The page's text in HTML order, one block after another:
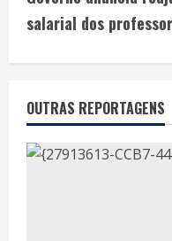
salarial dos
OUTRAS REPORTAGENS